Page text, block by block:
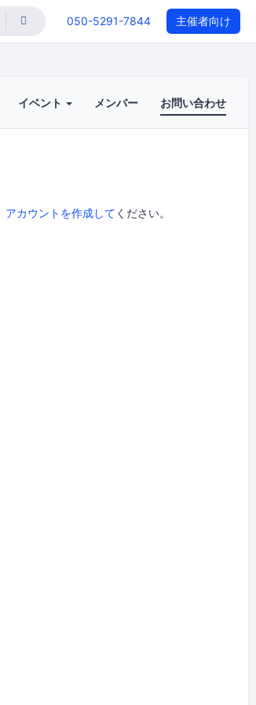
050-5291-7844 主催者向け
イベント メンバー お問い合わせ
アカウントを作成して ください。